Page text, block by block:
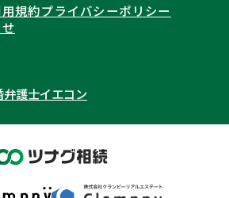
宮城県
神奈川県
群馬県
山梨県
京都府
奈良県
和歌山県
石川県
富山県
岡山県
遺産分割
成年後見・任意後見
相続財産調査
動産)
相続トラブル
規約プライバシーポリシー
弁護士イエコン